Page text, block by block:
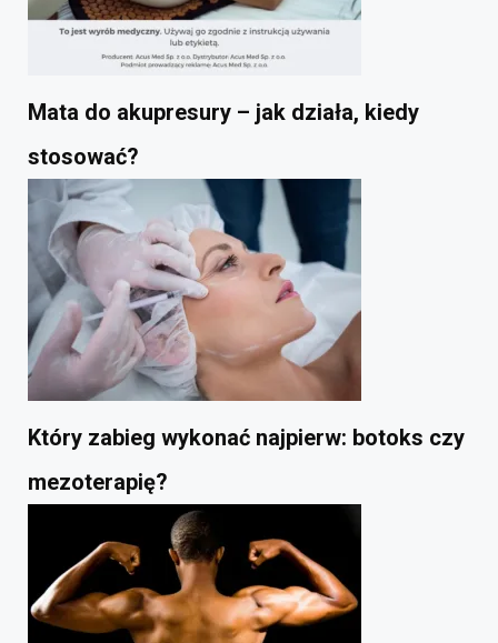
Mata do akupresury – jak działa, kiedy
stosować?
Który zabieg wykonać najpierw: botoks czy
mezoterapię?